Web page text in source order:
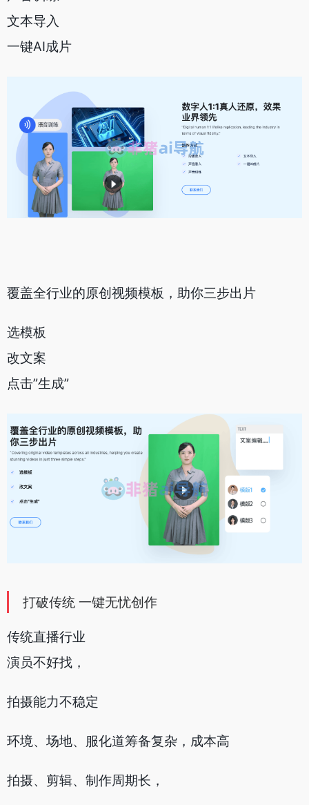
文本导入
一键AI成片
覆盖全行业的原创视频模板，助你三步出片
选模板
改文案
点击”生成”
打破传统 一键无忧创作
传统直播行业
演员不好找，
拍摄能力不稳定
环境、场地、服化道筹备复杂，成本高
拍摄、剪辑、制作周期长，